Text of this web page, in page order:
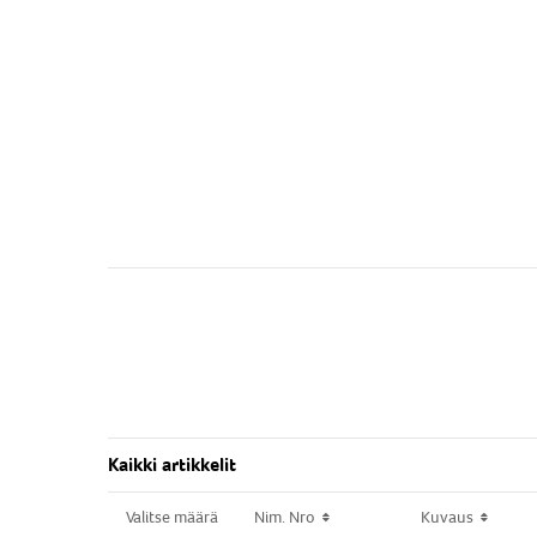
Kaikki artikkelit
Valitse määrä Nim. Nro Kuvaus
Valitse määrä Nim. Nro Kuvaus